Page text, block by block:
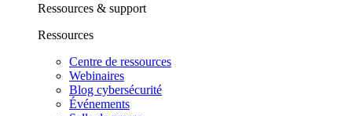
Ressources & support
Ressources
Centre de ressources
Webinaires
Blog cybersécurité
Événements